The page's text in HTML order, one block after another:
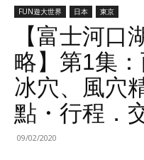
FUN遊大世界 日本 東京
【富士河口
略】第1集
冰穴、風穴
點・行程．
09/02/2020